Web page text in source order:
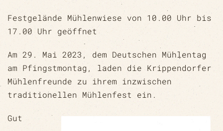
Festgelände Mühlenwiese von 10.00 Uhr bis
17.00 Uhr geöffnet
Am 29. Mai 2023, dem Deutschen Mühlentag
am Pfingstmontag, laden die Krippendorfer
Mühlenfreunde zu ihrem inzwischen
traditionellen Mühlenfest ein.
Gut